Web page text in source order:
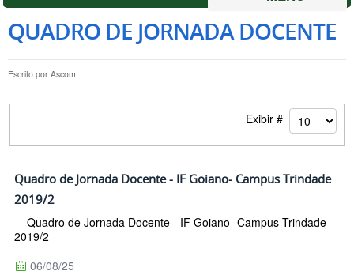
QUADRO DE JORNADA DOCENTE
Escrito por Ascom
Exibir #
Quadro de Jornada Docente - IF Goiano- Campus Trindade
2019/2
Quadro de Jornada Docente - IF Goiano- Campus Trindade
2019/2
06/08/25